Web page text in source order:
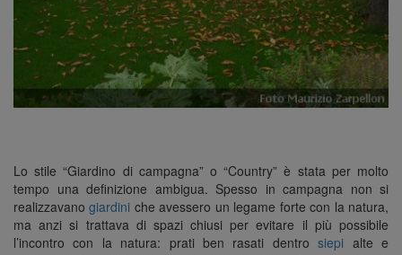
Lo stile “Giardino di campagna” o “Country” è stata per molto
tempo una definizione ambigua. Spesso in campagna non si
realizzavanogiardini che avessero un legame forte con la natura,
ma anzi si trattava di spazi chiusi per evitare il più possibile
l’incontro con la natura: prati ben rasati dentrosiepi alte e